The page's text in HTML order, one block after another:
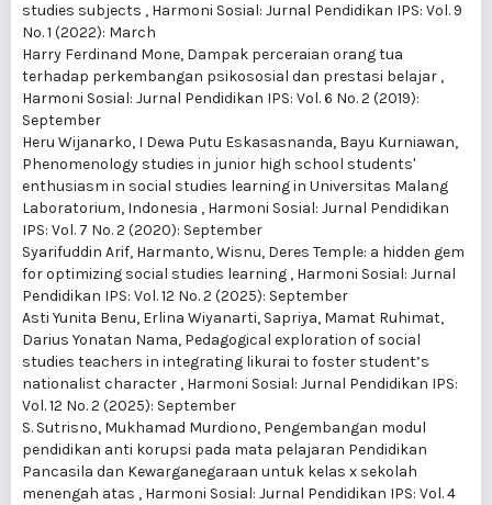
studies subjects , Harmoni Sosial: Jurnal Pendidikan IPS: Vol. 9
No. 1 (2022): March
Harry Ferdinand Mone, Dampak perceraian orang tua
terhadap perkembangan psikososial dan prestasi belajar ,
Harmoni Sosial: Jurnal Pendidikan IPS: Vol. 6 No. 2 (2019):
September
Heru Wijanarko, I Dewa Putu Eskasasnanda, Bayu Kurniawan,
Phenomenology studies in junior high school students'
enthusiasm in social studies learning in Universitas Malang
Laboratorium, Indonesia , Harmoni Sosial: Jurnal Pendidikan
IPS: Vol. 7 No. 2 (2020): September
Syarifuddin Arif, Harmanto, Wisnu, Deres Temple: a hidden gem
for optimizing social studies learning , Harmoni Sosial: Jurnal
Pendidikan IPS: Vol. 12 No. 2 (2025): September
Asti Yunita Benu, Erlina Wiyanarti, Sapriya, Mamat Ruhimat,
Darius Yonatan Nama, Pedagogical exploration of social
studies teachers in integrating likurai to foster student’s
nationalist character , Harmoni Sosial: Jurnal Pendidikan IPS:
Vol. 12 No. 2 (2025): September
S. Sutrisno, Mukhamad Murdiono, Pengembangan modul
pendidikan anti korupsi pada mata pelajaran Pendidikan
Pancasila dan Kewarganegaraan untuk kelas x sekolah
menengah atas , Harmoni Sosial: Jurnal Pendidikan IPS: Vol. 4